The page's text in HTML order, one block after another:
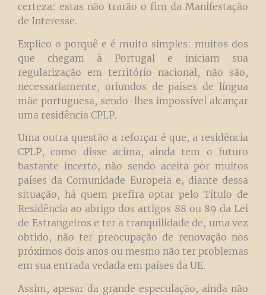
certeza: estas não trarão o fim da Manifestação
de Interesse.
Explico o porquê e é muito simples: muitos dos
que chegam à Portugal e iniciam sua
regularização em território nacional, não são,
necessariamente, oriundos de países de língua
mãe portuguesa, sendo-lhes impossível alcançar
uma residência CPLP.
Uma outra questão a reforçar é que, a residência
CPLP, como disse acima, ainda tem o futuro
bastante incerto, não sendo aceita por muitos
países da Comunidade Europeia e, diante dessa
situação, há quem prefira optar pelo Título de
Residência ao abrigo dos artigos 88 ou 89 da Lei
de Estrangeiros e ter a tranquilidade de, uma vez
obtido, não ter preocupação de renovação nos
próximos dois anos ou mesmo não ter problemas
em sua entrada vedada em países da UE.
Assim, apesar da grande especulação, ainda não